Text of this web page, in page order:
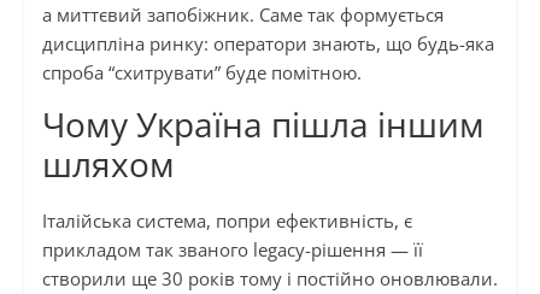
а миттєвий запобіжник. Саме так формується
дисципліна ринку: оператори знають, що будь-яка
спроба “схитрувати” буде помітною.
Чому Україна пішла іншим
шляхом
Італійська система, попри ефективність, є
прикладом так званого legacy-рішення — її
створили ще 30 років тому і постійно оновлювали.